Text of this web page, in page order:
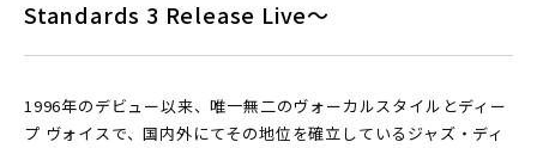
Standards 3 Release Live〜
1996年のデビュー以来、唯一無二のヴォーカルスタイルとディー
プ ヴォイスで、国内外にてその地位を確立しているジャズ・ディ